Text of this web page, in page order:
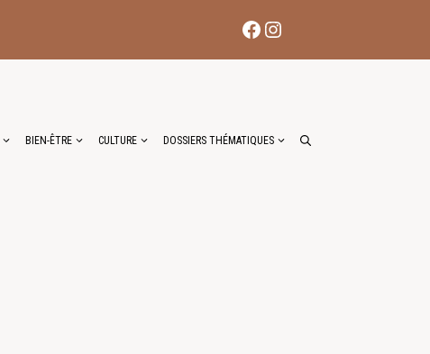
Facebook
Instagram
BIEN-ÊTRE CULTURE DOSSIERS THÉMATIQUES